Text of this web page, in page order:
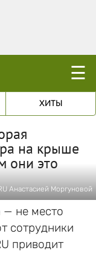
☰
ХИТЫ
на крыше
они это
Анастасией Моргуновой
— не место
сотрудники
приводит